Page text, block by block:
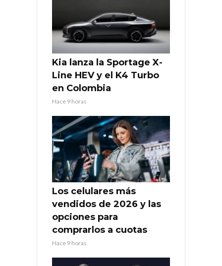
Kia lanza la Sportage X-
Line HEV y el K4 Turbo
en Colombia
Hace 9 horas
Los celulares más
vendidos de 2026 y las
opciones para
comprarlos a cuotas
Hace 9 horas